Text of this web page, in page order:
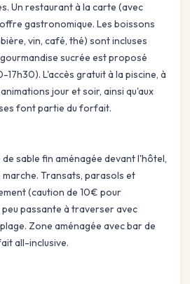
Un restaurant à la carte (avec
gastronomique. Les boissons
vin, café, thé) sont incluses
sucrée est proposé
L'accès gratuit à la piscine, à
jour et soir, ainsi qu'aux
font partie du forfait.
sable fin aménagée devant l'hôtel,
marche. Transats, parasols et
(caution de 10€ pour
passante à traverser avec
Zone aménagée avec bar de
all-inclusive.